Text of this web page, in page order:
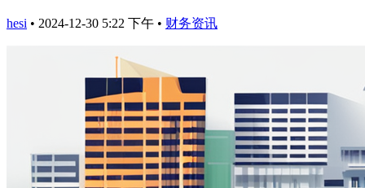
hesi • 2024-12-30 5:22 下午 • 财务资讯